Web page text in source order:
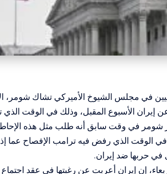
في مجلس الشيوخ الأميركي تشاك شومر،
الأسبوع المقبل، وذلك في الوقت الذي
شومر في وقت سابق أنه طلب مثل هذه
في الوقت الذي رفض فيه ترامب الإفصاح عما
في حربها ضد إيران.
إن إيران أعربت عن رغبتها في عقد اجتماع